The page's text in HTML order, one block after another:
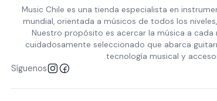
Music Chile es una tienda especialista en
mundial, orientada a músicos de todos los
Nuestro propósito es acercar la música a
cuidadosamente seleccionado que abarca
tecnología musical y
Síguenos